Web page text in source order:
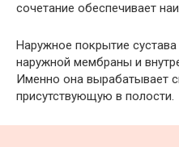
сочетание обеспечивает
Наружное покрытие
наружной мембраны и
Именно она вырабатывает
присутствующую в полости.